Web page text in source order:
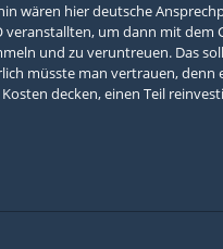
wären hier deutsche
um dann mit dem
und zu veruntreuen. Das
müsste man vertrauen,
decken, einen Teil